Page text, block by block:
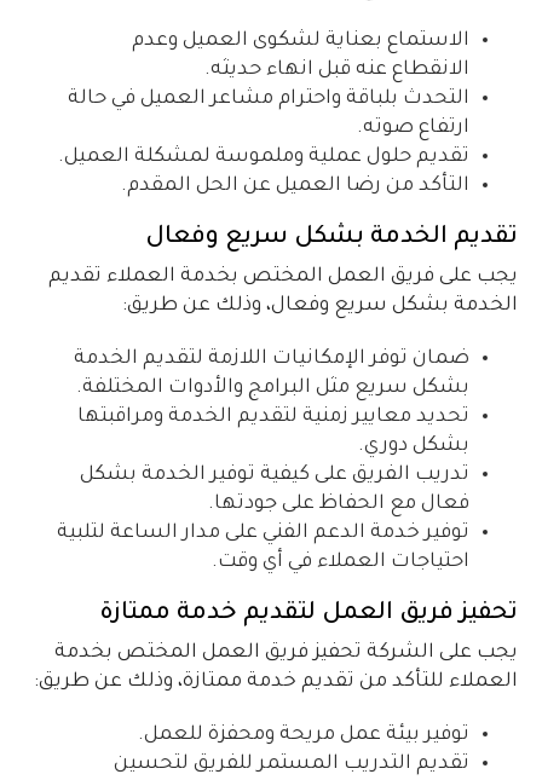
الاستماع بعناية لشكوى العميل وعدم
الانقطاع عنه قبل انهاء حديثه.
التحدث بلباقة واحترام مشاعر العميل في حالة
ارتفاع صوته.
تقديم حلول عملية وملموسة لمشكلة العميل.
التأكد من رضا العميل عن الحل المقدم.
تقديم الخدمة بشكل سريع وفعال
يجب على فريق العمل المختص بخدمة العملاء تقديم
الخدمة بشكل سريع وفعال، وذلك عن طريق:
ضمان توفر الإمكانيات اللازمة لتقديم الخدمة
بشكل سريع مثل البرامج والأدوات المختلفة.
تحديد معايير زمنية لتقديم الخدمة ومراقبتها
بشكل دوري.
تدريب الفريق على كيفية توفير الخدمة بشكل
فعال مع الحفاظ على جودتها.
توفير خدمة الدعم الفني على مدار الساعة لتلبية
احتياجات العملاء في أي وقت.
تحفيز فريق العمل لتقديم خدمة ممتازة
يجب على الشركة تحفيز فريق العمل المختص بخدمة
العملاء للتأكد من تقديم خدمة ممتازة، وذلك عن طريق:
توفير بيئة عمل مريحة ومحفزة للعمل.
تقديم التدريب المستمر للفريق لتحسين